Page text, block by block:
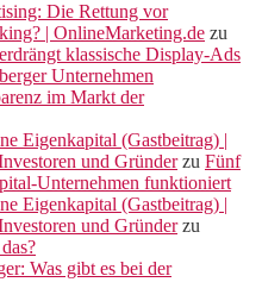
Die Rettung vor
| OnlineMarketing.de zu
klassische Display-Ads
Unternehmen
im Markt der
Eigenkapital (Gastbeitrag) |
und Gründerzu Fünf
Unternehmen funktioniert
Eigenkapital (Gastbeitrag) |
und Gründerzu
Was gibt es bei der